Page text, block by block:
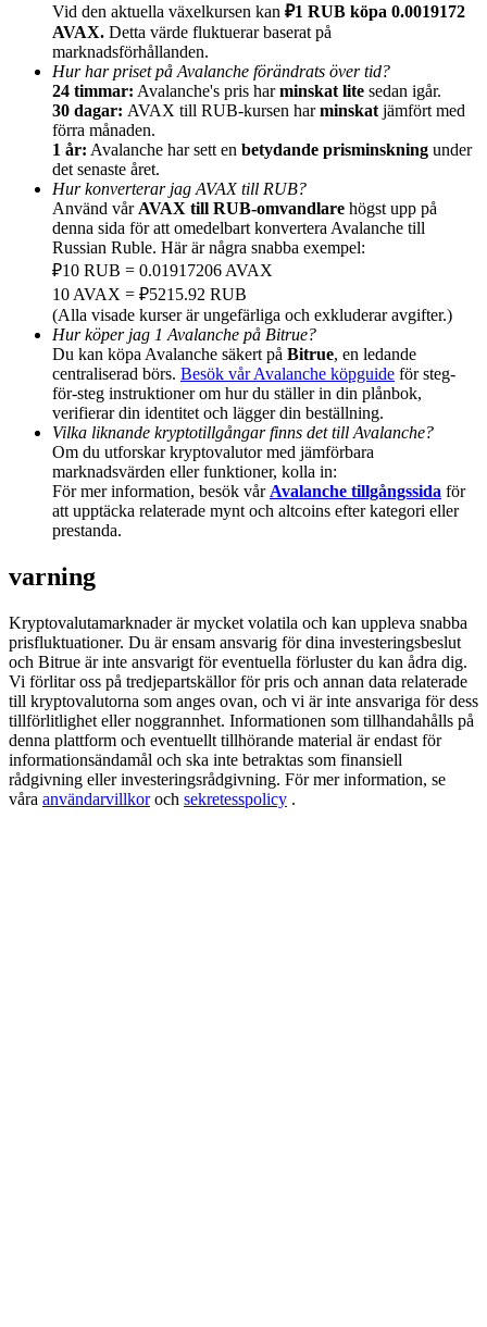
Deposit CASHCAT & Win
Share 500000 CASHCAT prize pool
Exclusive for BitMart Users
Register & Trade to Win 500,000 USDT
Precious Metals Trading Carnival
Trade Gold & Silver · 33,333 USDT Bonus
USDT New User Exclusive 10% APR
USDT Flexible Staking | Daily Rewards
New Listing Futures Fest
Trade New Futures, Win 200,000 USDT
Vid den aktuella växelkursen kan ₽1 RUB köpa 0.0019172
AVAX. Detta värde fluktuerar baserat på
marknadsförhållanden.
Hur har priset på Avalanche förändrats över tid?
24 timmar: Avalanche's pris harminskat lite sedan igår.
30 dagar: AVAX till RUB-kursen harminskat jämfört med
förra månaden.
1 år: Avalanche har sett en betydande prisminskning under
det senaste året.
Hur konverterar jag AVAX till RUB?
Använd vår AVAX till RUB-omvandlare högst upp på
denna sida för att omedelbart konvertera Avalanche till
Russian Ruble. Här är några snabba exempel:
₽10 RUB = 0.01917206 AVAX
10 AVAX = ₽5215.92 RUB
(Alla visade kurser är ungefärliga och exkluderar avgifter.)
Hur köper jag 1 Avalanche på Bitrue?
Du kan köpa Avalanche säkert på Bitrue, en ledande
centraliserad börs. Besök vår Avalanche köpguide för steg-
för-steg instruktioner om hur du ställer in din plånbok,
verifierar din identitet och lägger din beställning.
Vilka liknande kryptotillgångar finns det till Avalanche?
Om du utforskar kryptovalutor med jämförbara
marknadsvärden eller funktioner, kolla in:
För mer information, besök vår Avalanche tillgångssida för
att upptäcka relaterade mynt och altcoins efter kategori eller
prestanda.
varning
Kryptovalutamarknader är mycket volatila och kan uppleva snabba
prisfluktuationer. Du är ensam ansvarig för dina investeringsbeslut
och Bitrue är inte ansvarigt för eventuella förluster du kan ådra dig.
Vi förlitar oss på tredjepartskällor för pris och annan data relaterade
till kryptovalutorna som anges ovan, och vi är inte ansvariga för dess
tillförlitlighet eller noggrannhet. Informationen som tillhandahålls på
denna plattform och eventuellt tillhörande material är endast för
informationsändamål och ska inte betraktas som finansiell
rådgivning eller investeringsrådgivning. För mer information, se
våra användarvillkoroch sekretesspolicy .